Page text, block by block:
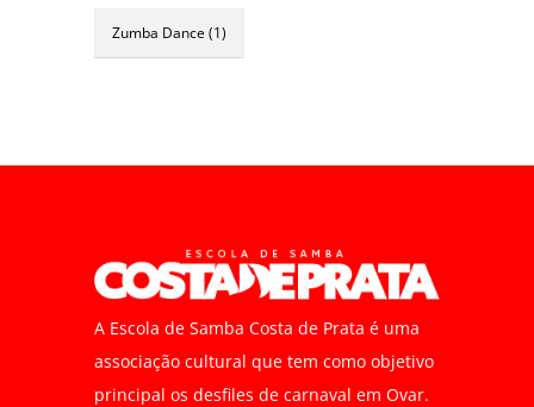
Zumba Dance (1)
A Escola de Samba Costa de Prata é uma
associação cultural que tem como objetivo
principal os desfiles de carnaval em Ovar.